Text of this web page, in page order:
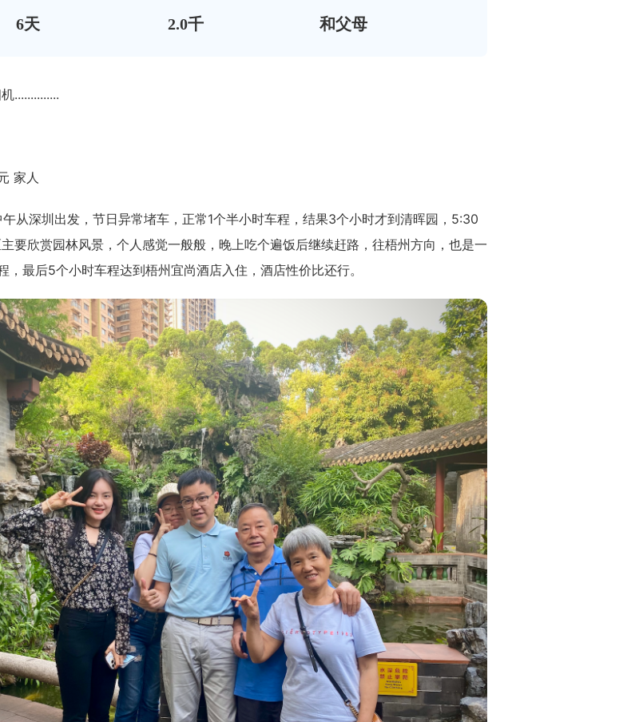
6天 2.0千 和父母
..............
家人
从深圳出发，节日异常堵车，正常1个半小时车程，结果3个小时才到清晖园，5:30
要欣赏园林风景，个人感觉一般般，晚上吃个遍饭后继续赶路，往梧州方向，也是一
，最后5个小时车程达到梧州宜尚酒店入住，酒店性价比还行。